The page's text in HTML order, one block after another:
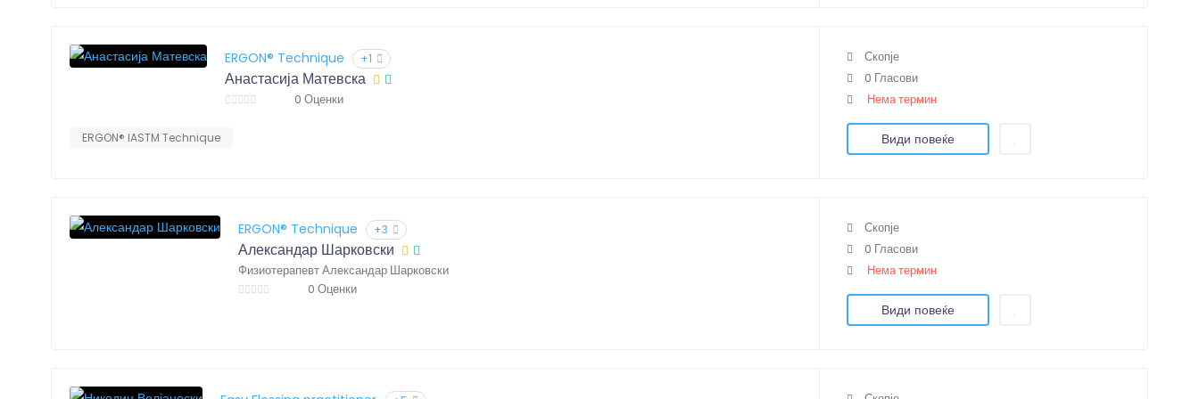
ERGON® Technique +1
Анастасија Матевска
0 Оценки
ERGON® IASTM Technique
Скопје
0 Гласови
Нема термин
Види повеќе
ERGON® Technique +3
Александар Шарковски
Физиотерапевт Александар Шарковски
0 Оценки
Скопје
0 Гласови
Нема термин
Види повеќе